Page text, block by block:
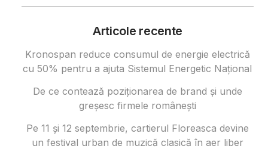
Articole recente
Kronospan reduce consumul de energie electrică
cu 50% pentru a ajuta Sistemul Energetic Național
De ce contează poziționarea de brand și unde
greșesc firmele românești
Pe 11 și 12 septembrie, cartierul Floreasca devine
un festival urban de muzică clasică în aer liber